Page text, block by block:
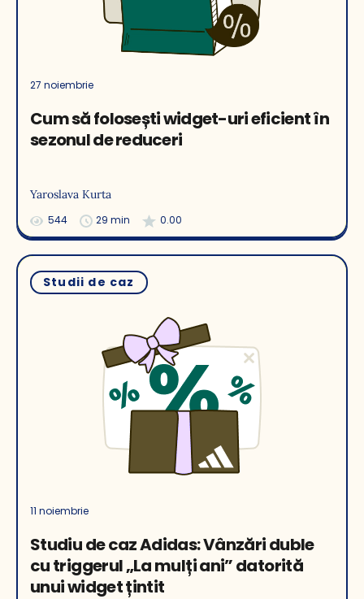
27 noiembrie
Cum să folosești widget-uri eficient în
sezonul de reduceri
Yaroslava Kurta
544 29 min 0.00
Studii de caz
11 noiembrie
Studiu de caz Adidas: Vânzări duble
cu triggerul „La mulți ani” datorită
unui widget țintit